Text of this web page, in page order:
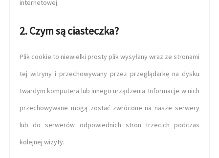
internetowej.
2. Czym są ciasteczka?
Plik cookie to niewielki prosty plik wysyłany wraz ze stronami
tej witryny i przechowywany przez przeglądarkę na dysku
twardym komputera lub innego urządzenia. Informacje w nich
przechowywane mogą zostać zwrócone na nasze serwery
lub do serwerów odpowiednich stron trzecich podczas
kolejnej wizyty.